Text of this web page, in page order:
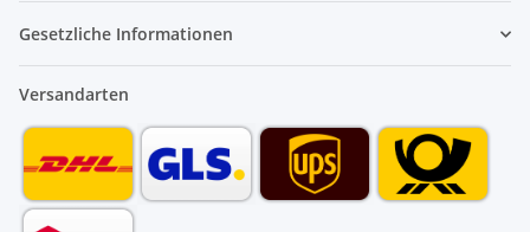
Gesetzliche Informationen
Versandarten